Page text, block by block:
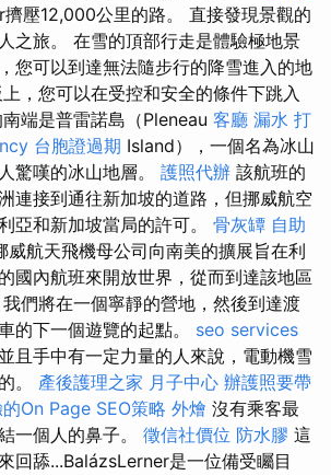
壓12,000公里的路。 直接發現景觀的
之旅。 在雪的頂部行走是體驗極地景
您可以到達無法隨步行的降雪進入的地
，您可以在受控和安全的條件下跳入
端是普雷諾島（Pleneau 客廳 漏水 打
台胞證過期 Island），一個名為冰山
驚嘆的冰山地層。 護照代辦 該航班的
連接到通往新加坡的道路，但挪威航空
亞和新加坡當局的許可。 骨灰罈 自助
威航天飛機母公司向南美的擴展旨在利
國內航班來開放世界，從而到達該地區
們將在一個寧靜的營地，然後到達渡
的下一個遊覽的起點。 seo services
且手中有一定力量的人來說，電動機雪
。 產後護理之家 月子中心 辦護照要帶
On Page SEO策略 外燴 沒有乘客最
一個人的鼻子。 徵信社價位 防水膠 這
回舔...BalázsLerner是一位備受矚目